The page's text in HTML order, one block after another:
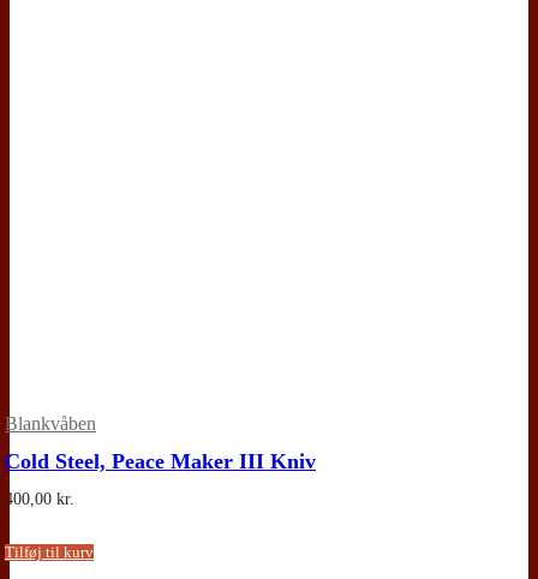
Blankvåben
Cold Steel, Peace Maker III Kniv
400,00 kr.
Tilføj til kurv